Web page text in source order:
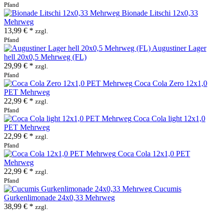
Pfand
Bionade Litschi 12x0,33
Mehrweg
13,99 € * zzgl.
Pfand
Augustiner Lager
hell 20x0,5 Mehrweg (FL)
29,99 € * zzgl.
Pfand
Coca Cola Zero 12x1,0
PET Mehrweg
22,99 € * zzgl.
Pfand
Coca Cola light 12x1,0
PET Mehrweg
22,99 € * zzgl.
Pfand
Coca Cola 12x1,0 PET
Mehrweg
22,99 € * zzgl.
Pfand
Cucumis
Gurkenlimonade 24x0,33 Mehrweg
38,99 € * zzgl.